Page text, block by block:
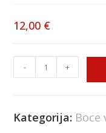
12,00 €
- +
Kategorija: Boce